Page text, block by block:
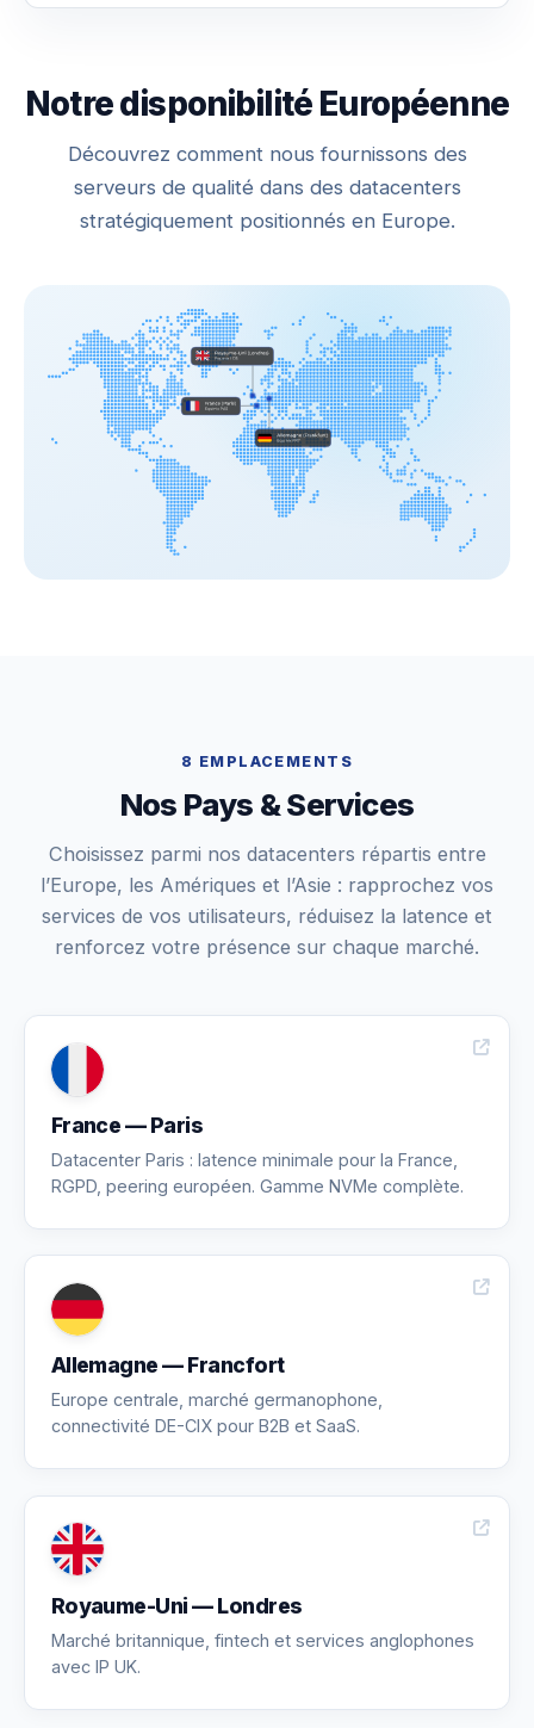
Notre disponibilité Européenne
Découvrez comment nous fournissons des
serveurs de qualité dans des datacenters
stratégiquement positionnés en Europe.
8 EMPLACEMENTS
Nos Pays & Services
Choisissez parmi nos datacenters répartis entre
l’Europe, les Amériques et l’Asie : rapprochez vos
services de vos utilisateurs, réduisez la latence et
renforcez votre présence sur chaque marché.
France — Paris
Datacenter Paris : latence minimale pour la France,
RGPD, peering européen. Gamme NVMe complète.
Allemagne — Francfort
Europe centrale, marché germanophone,
connectivité DE-CIX pour B2B et SaaS.
Royaume-Uni — Londres
Marché britannique, fintech et services anglophones
avec IP UK.